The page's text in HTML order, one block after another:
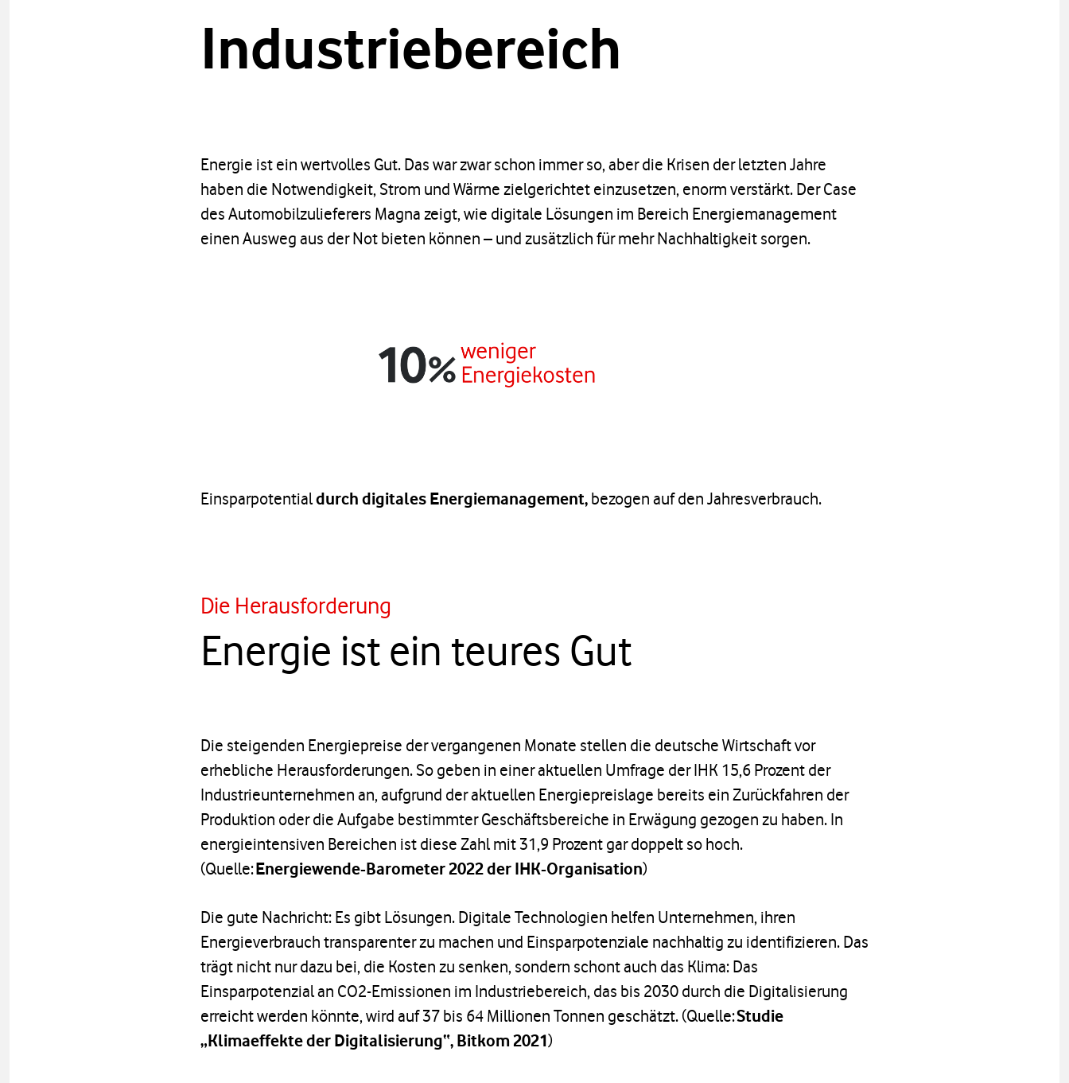
Industriebereich
Energie ist ein wertvolles Gut. Das war zwar schon immer so, aber die Krisen der letzten Jahre
haben die Notwendigkeit, Strom und Wärme zielgerichtet einzusetzen, enorm verstärkt. Der Case
des Automobilzulieferers Magna zeigt, wie digitale Lösungen im Bereich Energiemanagement
einen Ausweg aus der Not bieten können – und zusätzlich für mehr Nachhaltigkeit sorgen.
Einsparpotentialdurch digitales Energiemanagement, bezogen auf den Jahresverbrauch.
Die Herausforderung
Energie ist ein teures Gut
Die steigenden Energiepreise der vergangenen Monate stellen die deutsche Wirtschaft vor
erhebliche Herausforderungen. So geben in einer aktuellen Umfrage der IHK 15,6 Prozent der
Industrieunternehmen an, aufgrund der aktuellen Energiepreislage bereits ein Zurückfahren der
Produktion oder die Aufgabe bestimmter Geschäftsbereiche in Erwägung gezogen zu haben. In
energieintensiven Bereichen ist diese Zahl mit 31,9 Prozent gar doppelt so hoch.
(Quelle:Energiewende-Barometer 2022 der IHK-Organisation)
Die gute Nachricht: Es gibt Lösungen. Digitale Technologien helfen Unternehmen, ihren
Energieverbrauch transparenter zu machen und Einsparpotenziale nachhaltig zu identifizieren. Das
trägt nicht nur dazu bei, die Kosten zu senken, sondern schont auch das Klima: Das
Einsparpotenzial an CO2-Emissionen im Industriebereich, das bis 2030 durch die Digitalisierung
erreicht werden könnte, wird auf 37 bis 64 Millionen Tonnen geschätzt. (Quelle:Studie
„Klimaeffekte der Digitalisierung“, Bitkom 2021)